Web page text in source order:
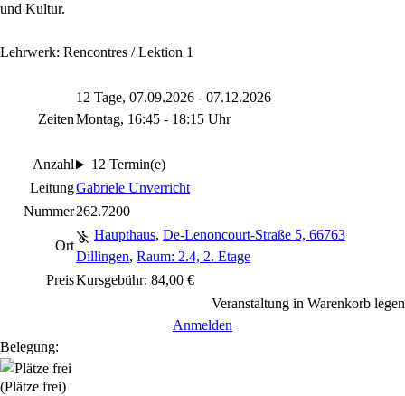
und Kultur.
Lehrwerk: Rencontres / Lektion 1
Zeiten
12 Tage, 07.09.2026 - 07.12.2026
Montag, 16:45 - 18:15 Uhr
Anzahl
12 Termin(e)
LeitungGabriele Unverricht
Nummer262.7200
Ort
Haupthaus, De-Lenoncourt-Straße 5, 66763
Dillingen, Raum: 2.4, 2. Etage
PreisKursgebühr: 84,00 €
Veranstaltung in Warenkorb legen
Anmelden
Belegung:
(Plätze frei)